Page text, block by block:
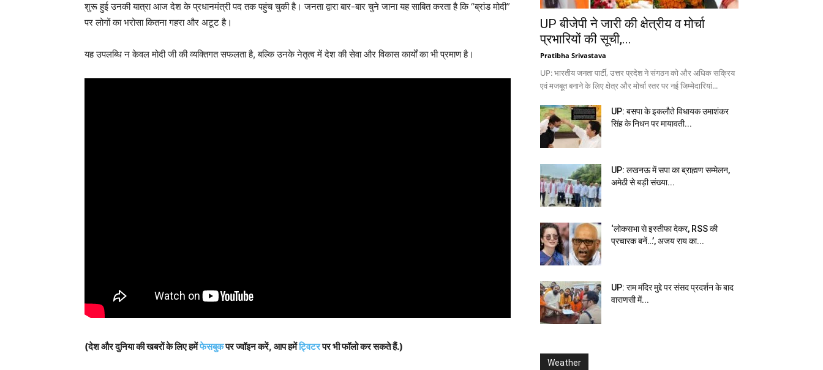
शुरू हुई उनकी यात्रा आज देश के प्रधानमंत्री पद तक पहुंच चुकी है। जनता द्वारा बार-बार चुने जाना यह साबित करता है कि “ब्रांड मोदी”
पर लोगों का भरोसा कितना गहरा और अटूट है।
यह उपलब्धि न केवल मोदी जी की व्यक्तिगत सफलता है, बल्कि उनके नेतृत्व में देश की सेवा और विकास कार्यों का भी प्रमाण है।
(देश और दुनिया की खबरों के लिए हमेंफेसबुकपर ज्वॉइन करें, आप हमेंट्विटरपर भी फॉलो कर सकते हैं.)
UP बीजेपी ने जारी की क्षेत्रीय व मोर्चा
प्रभारियों की सूची,...
Pratibha Srivastava
UP: भारतीय जनता पार्टी, उत्तर प्रदेश ने संगठन को और अधिक सक्रिय
एवं मजबूत बनाने के लिए क्षेत्र और मोर्चा स्तर पर नई जिम्मेदारियां...
UP: बसपा के इकलौते विधायक उमाशंकर
सिंह के निधन पर मायावती...
UP: लखनऊ में सपा का ब्राह्मण सम्मेलन,
अमेठी से बड़ी संख्या...
‘लोकसभा से इस्तीफा देकर, RSS की
प्रचारक बनें…’, अजय राय का...
UP: राम मंदिर मुद्दे पर संसद प्रदर्शन के बाद
वाराणसी में...
Weather